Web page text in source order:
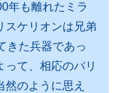
年も離れたミラ
スケリオンは兄弟
きた兵器であっ
って、相応のバリ
のように思え